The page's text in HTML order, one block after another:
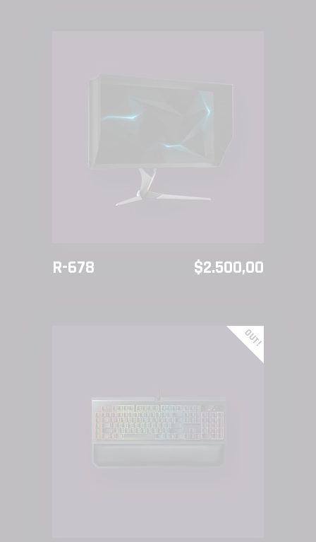
R-678 $2.500,00
OUT!
LEER MÁS